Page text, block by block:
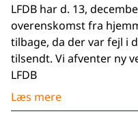
LFDB har d. 13,
overenskomst fra
tilbage, da der var fejl i
tilsendt. Vi afventer ny
LFDB
Læs mere